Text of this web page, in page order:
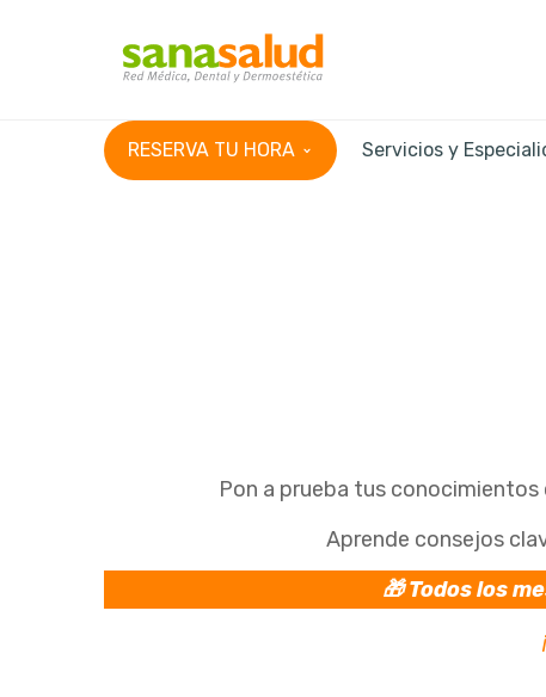
RESERVA TU HORA Servicios y
Pon a prueba tus
Aprende consejos
🎁 Todos los